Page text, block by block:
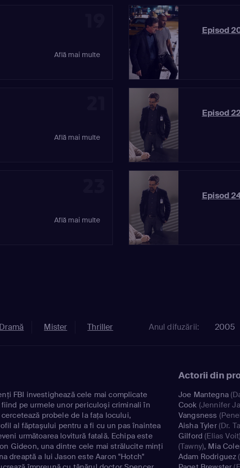
Află mai multe
Episod
Află mai multe
Episod
Află mai multe
Episod
Dramă Mister Thriller Anul difuzării: 2005
FBI investighează cele mai complicate
fiind pe urmele unor periculoşi criminali în
probele de la faţa locului,
al făptaşului pentru a fi cu un pas înaintea
următoarea lovitură fatală. Echipa este
Gideon, una dintre cele mai strălucite minţi
dreaptă a lui Jason este Aaron "Hotch"
Actorii din
Joe Mantegna
Cook (Jennifer
Vangsness
Aisha Tyler(Dr.
Gilford (Elias Voit)
(Tawny), Mia
Adam Rodriguez